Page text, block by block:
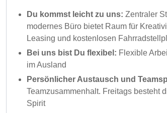
Du kommst leicht zu uns: Zentraler
modernes Büro bietet Raum für
Leasing und kostenlosen
Bei uns bist Du flexibel: Flexible
im Ausland
Persönlicher Austausch und
Teamzusammenhalt. Freitags besteht
Spirit